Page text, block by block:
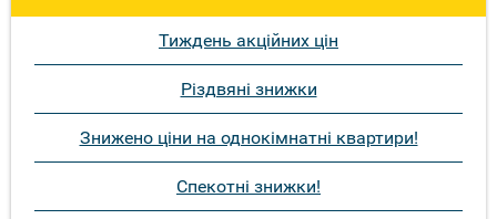
Тиждень акційних цін
Різдвяні знижки
Знижено ціни на однокімнатні квартири!
Спекотні знижки!